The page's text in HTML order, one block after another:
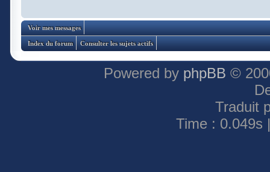
Voir mes messages
Index du forum Consulter les sujets actifs
Powered by phpBB ©
Traduit
Time : 0.049s